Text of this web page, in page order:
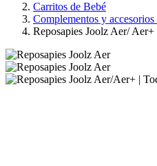
Carritos de Bebé
Complementos y
Reposapies Joolz Aer/ Aer+